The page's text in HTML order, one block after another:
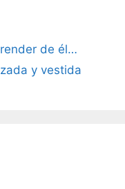
de él…
y vestida